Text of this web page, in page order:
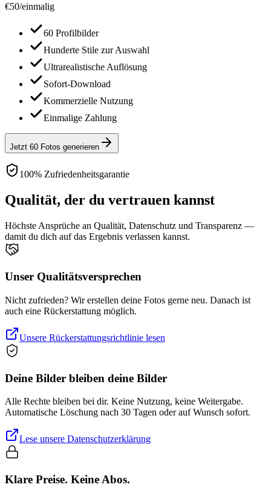
€50/einmalig
60 Profilbilder
Hunderte Stile zur Auswahl
Ultrarealistische Auflösung
Sofort-Download
Kommerzielle Nutzung
Einmalige Zahlung
Jetzt 60 Fotos generieren
100% Zufriedenheitsgarantie
Qualität, der du vertrauen kannst
Höchste Ansprüche an Qualität, Datenschutz und Transparenz —
damit du dich auf das Ergebnis verlassen kannst.
Unser Qualitätsversprechen
Nicht zufrieden? Wir erstellen deine Fotos gerne neu. Danach ist
auch eine Rückerstattung möglich.
Unsere Rückerstattungsrichtlinie lesen
Deine Bilder bleiben deine Bilder
Alle Rechte bleiben bei dir. Keine Nutzung, keine Weitergabe.
Automatische Löschung nach 30 Tagen oder auf Wunsch sofort.
Lese unsere Datenschutzerklärung
Klare Preise. Keine Abos.